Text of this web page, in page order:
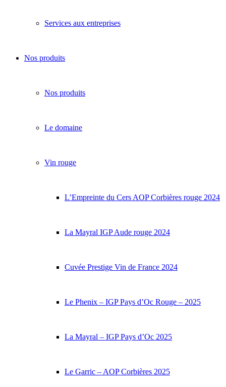
Services aux entreprises
Nos produits
Nos produits
Le domaine
Vin rouge
L’Empreinte du Cers AOP Corbières rouge 2024
La Mayral IGP Aude rouge 2024
Cuvée Prestige Vin de France 2024
Le Phenix – IGP Pays d’Oc Rouge – 2025
La Mayral – IGP Pays d’Oc 2025
Le Garric – AOP Corbières 2025